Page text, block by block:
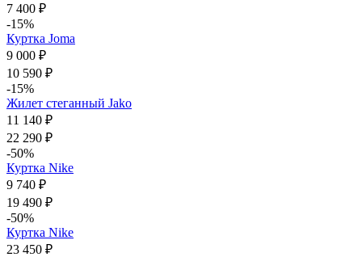
7 400 ₽
-15%
Куртка Joma
9 000 ₽
10 590 ₽
-15%
Жилет стеганный Jako
11 140 ₽
22 290 ₽
-50%
Куртка Nike
9 740 ₽
19 490 ₽
-50%
Куртка Nike
23 450 ₽